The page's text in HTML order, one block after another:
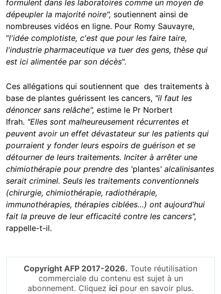
formulent dans les laboratoires comme un moyen de
dépeupler la majorité noire", soutiennent ainsi de
nombreuses vidéos en ligne. Pour Romy Sauvayre,
"l'idée complotiste, c'est que pour les faire taire,
l'industrie pharmaceutique va tuer des gens, thèse qui
est ici alimentée par son décès".
Ces allégations qui soutiennent que des traitements à
base de plantes guérissent les cancers, "il faut les
dénoncer sans relâche", estime le Pr Norbert
Ifrah. "Elles sont malheureusement récurrentes et
peuvent avoir un effet dévastateur sur les patients qui
pourraient y fonder leurs espoirs de guérison et se
détourner de leurs traitements. Inciter à arrêter une
chimiothérapie pour prendre des 'plantes' alcalinisantes
serait criminel. Seuls les traitements conventionnels
(chirurgie, chimiothérapie, radiothérapie,
immunothérapies, thérapies ciblées…) ont aujourd’hui
fait la preuve de leur efficacité contre les cancers",
rappelle-t-il.
Copyright AFP 2017-2026. Toute réutilisation
commerciale du contenu est sujet à un
abonnement. Cliquez ici pour en savoir plus.